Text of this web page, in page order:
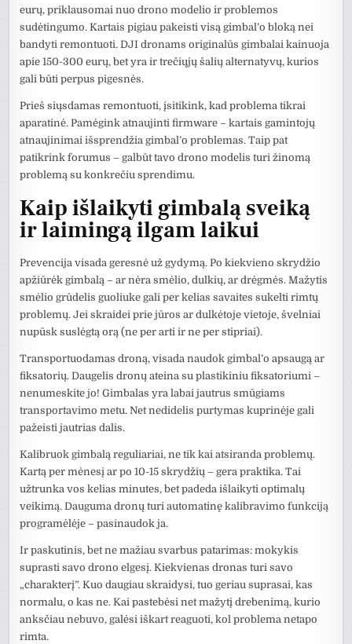
eurų, priklausomai nuo drono modelio ir problemos
sudėtingumo. Kartais pigiau pakeisti visą gimbal’o bloką nei
bandyti remontuoti. DJI dronams originalūs gimbalai kainuoja
apie 150-300 eurų, bet yra ir trečiųjų šalių alternatyvų, kurios
gali būti perpus pigesnės.
Prieš siųsdamas remontuoti, įsitikink, kad problema tikrai
aparatinė. Pamėgink atnaujinti firmware – kartais gamintojų
atnaujinimai išsprendžia gimbal’o problemas. Taip pat
patikrink forumus – galbūt tavo drono modelis turi žinomą
problemą su konkrečiu sprendimu.
Kaip išlaikyti gimbalą sveiką
ir laimingą ilgam laikui
Prevencija visada geresnė už gydymą. Po kiekvieno skrydžio
apžiūrėk gimbalą – ar nėra smėlio, dulkių, ar drėgmės. Mažytis
smėlio grūdelis guoliuke gali per kelias savaites sukelti rimtų
problemų. Jei skraidei prie jūros ar dulkėtoje vietoje, švelniai
nupūsk suslėgtą orą (ne per arti ir ne per stipriai).
Transportuodamas droną, visada naudok gimbal’o apsaugą ar
fiksatorių. Daugelis dronų ateina su plastikiniu fiksatoriumi –
nenumeskite jo! Gimbalas yra labai jautrus smūgiams
transportavimo metu. Net nedidelis purtymas kuprinėje gali
pažeisti jautrias dalis.
Kalibruok gimbalą reguliariai, ne tik kai atsiranda problemų.
Kartą per mėnesį ar po 10-15 skrydžių – gera praktika. Tai
užtrunka vos kelias minutes, bet padeda išlaikyti optimalų
veikimą. Dauguma dronų turi automatinę kalibravimo funkciją
programėlėje – pasinaudok ja.
Ir paskutinis, bet ne mažiau svarbus patarimas: mokykis
suprasti savo drono elgesį. Kiekvienas dronas turi savo
„charakterį”. Kuo daugiau skraidysi, tuo geriau suprasai, kas
normalu, o kas ne. Kai pastebėsi net mažytį drebenimą, kurio
anksčiau nebuvo, galėsi iškart reaguoti, kol problema netapo
rimta.